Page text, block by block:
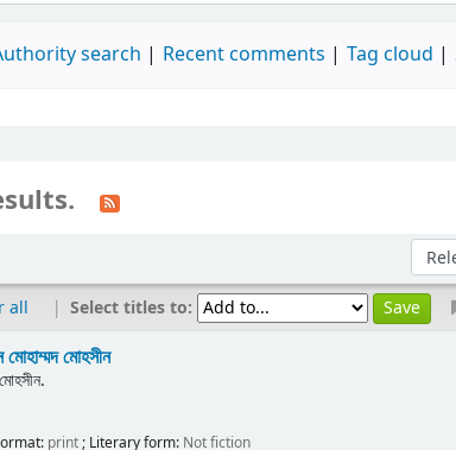
search Recent comments Tag cloud
all | Select titles to:
মোহসীন
print ; Literary form: Not fiction